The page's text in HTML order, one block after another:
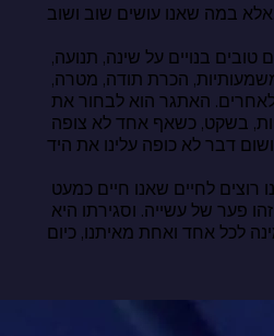
אלא במה שאנו עושים שוב ושוב.
ושום דבר לא כופה עלינו את היד.